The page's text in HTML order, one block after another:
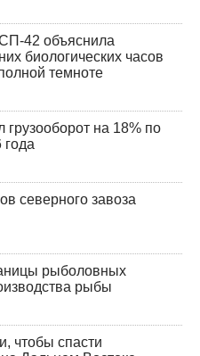
42 объяснила
биологических часов
темноте
на 18% по
северного завоза
рыболовных
рыбы
чтобы спасти